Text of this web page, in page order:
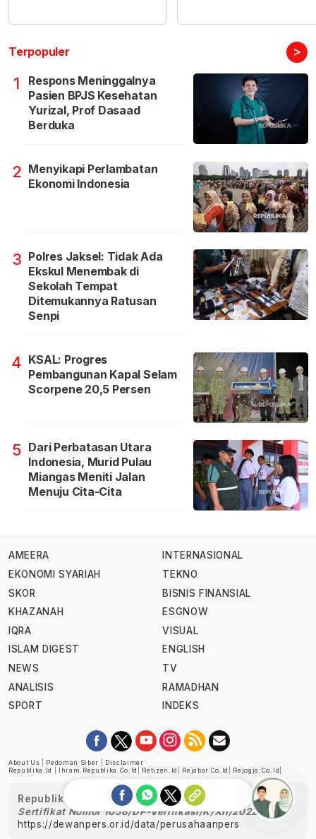
Terpopuler >
1
Respons Meninggalnya
Pasien BPJS Kesehatan
Yurizal, Prof Dasaad
Berduka
2 Menyikapi Perlambatan
Ekonomi Indonesia
3 Polres Jaksel: Tidak Ada
Ekskul Menembak di
Sekolah Tempat
Ditemukannya Ratusan
Senpi
4 KSAL: Progres
Pembangunan Kapal Selam
Scorpene 20,5 Persen
5 Dari Perbatasan Utara
Indonesia, Murid Pulau
Miangas Meniti Jalan
Menuju Cita-Cita
AMEERA
EKONOMI SYARIAH
SKOR
KHAZANAH
IQRA
ISLAM DIGEST
NEWS
ANALISIS
SPORT
INTERNASIONAL
TEKNO
BISNIS FINANSIAL
ESGNOW
VISUAL
ENGLISH
TV
RAMADHAN
INDEKS
About Us Pedoman Siber
Disclaimer
Republika.id
Ihram.republika.co.id Retizen.id Rejabar.co.id Rejogja.co.id
Republika telah diverifikasi oleh Dewan Pers
Sertifikat Nomor 1058/DP-Verifikasi/K/XII/2022
https://dewanpers.or.id/data/perusahaanpers